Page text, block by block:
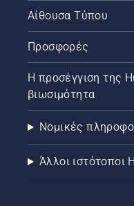
Αίθουσα Τύπου
Προσφορές
Η προσέγγιση της
βιωσιμότητα
Νομικές
Άλλοι ιστότοποι